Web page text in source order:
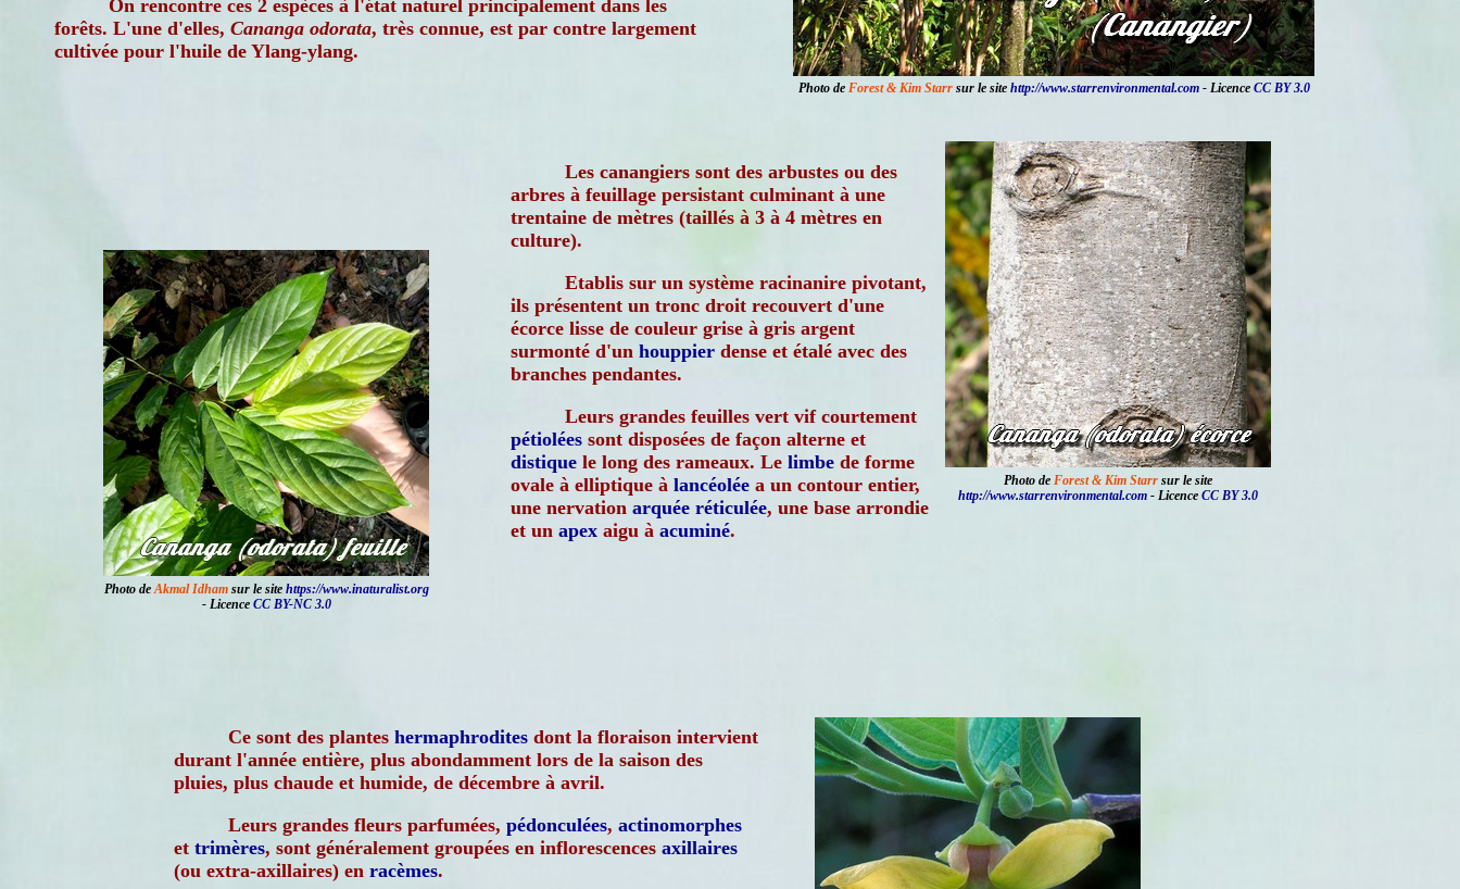
Photo de Forest & Kim Starrsur le site http://www.starrenvironmental.com- Licence CC BY 3.0
On rencontre ces 2 espèces à l'état naturel principalement dans les
forêts. L'une d'elles, Cananga odorata, très connue, est par contre largement
cultivée pour l'huile de Ylang-ylang.
Photo de Forest & Kim Starr sur le site
http://www.starrenvironmental.com - Licence CC BY 3.0
Les canangiers sont des arbustes ou des
arbres à feuillage persistant culminant à une
trentaine de mètres (taillés à 3 à 4 mètres en
culture).
Etablis sur un système racinanire pivotant,
ils présentent un tronc droit recouvert d'une
écorce lisse de couleur grise à gris argent
surmonté d'un houppier dense et étalé avec des
branches pendantes.
Leurs grandes feuilles vert vif courtement
pétiolées sont disposées de façon alterne et
distique le long des rameaux. Le limbe de forme
ovale à elliptique à lancéolée a un contour entier,
une nervation arquée réticulée, une base arrondie
et un apex aigu à acuminé.
Photo deAkmal Idhamsur le site https://www.inaturalist.org
- Licence CC BY-NC 3.0
Ce sont des plantes hermaphrodites dont la floraison intervient
durant l'année entière, plus abondamment lors de la saison des
pluies, plus chaude et humide, de décembre à avril.
Leurs grandes fleurs parfumées, pédonculées, actinomorphes
et trimères, sont généralement groupées en inflorescences axillaires
(ou extra-axillaires) en racèmes.